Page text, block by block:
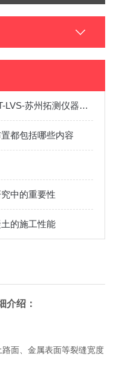
全自动室内十字板剪切试验仪TT-LVS-苏州拓测仪器设备有限公司
都包括哪些内容
中的重要性
的施工性能
介绍：
面、金属表面等裂缝宽度